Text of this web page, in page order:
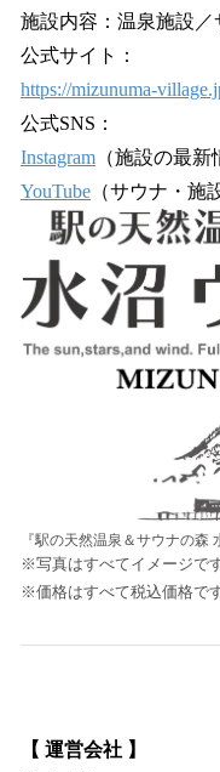
施設内容：温泉施設
公式サイト：
https://mizunuma-
公式SNS：
Instagram （施設の最新
YouTube （サウナ・施
『駅の天然温泉＆サウナの森
※写真はすべてイメージで
※価格はすべて税込価格で
【 運営会社 】